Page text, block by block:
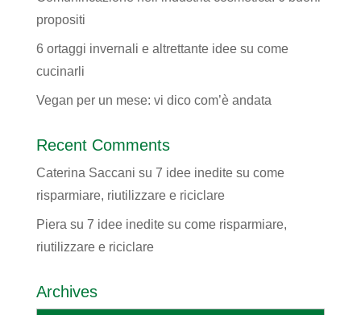
propositi
6 ortaggi invernali e altrettante idee su come
cucinarli
Vegan per un mese: vi dico com’è andata
Recent Comments
Caterina Saccani su 7 idee inedite su come
risparmiare, riutilizzare e riciclare
Piera su 7 idee inedite su come risparmiare,
riutilizzare e riciclare
Archives